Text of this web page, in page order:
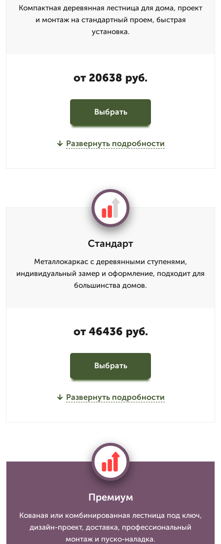
Компактная деревянная лестница для дома, проект
и монтаж на стандартный проем, быстрая
установка.
от 20638 руб.
Выбрать
Развернуть подробности
Стандарт
Металлокаркас с деревянными ступенями,
индивидуальный замер и оформление, подходит для
большинства домов.
от 46436 руб.
Выбрать
Развернуть подробности
Премиум
Кованая или комбинированная лестница под ключ,
дизайн-проект, доставка, профессиональный
монтаж и пуско-наладка.